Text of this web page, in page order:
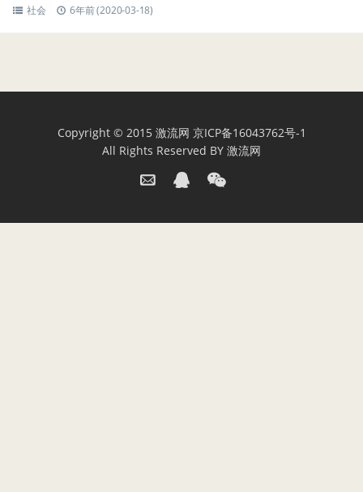
社会 6年前 (2020-03-18)
Copyright © 2015 激流网 京ICP备16043762号-1
All Rights Reserved BY 激流网